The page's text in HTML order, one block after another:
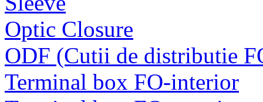
Optic Closure
ODF (Cutii de distributie
Terminal box FO-interior